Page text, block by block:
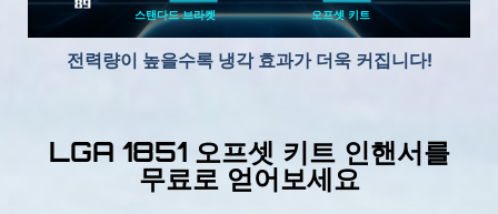
스탠다드 브라켓 오프셋 키트
전력량이 높을수록 냉각 효과가 더욱 커집니다!
LGA 1851 오프셋 키트 인핸서를
무료로 얻어보세요